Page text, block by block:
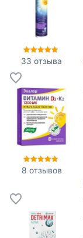
33 отзыва
8 отзывов